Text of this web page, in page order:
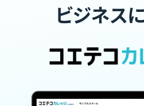
ビジネス